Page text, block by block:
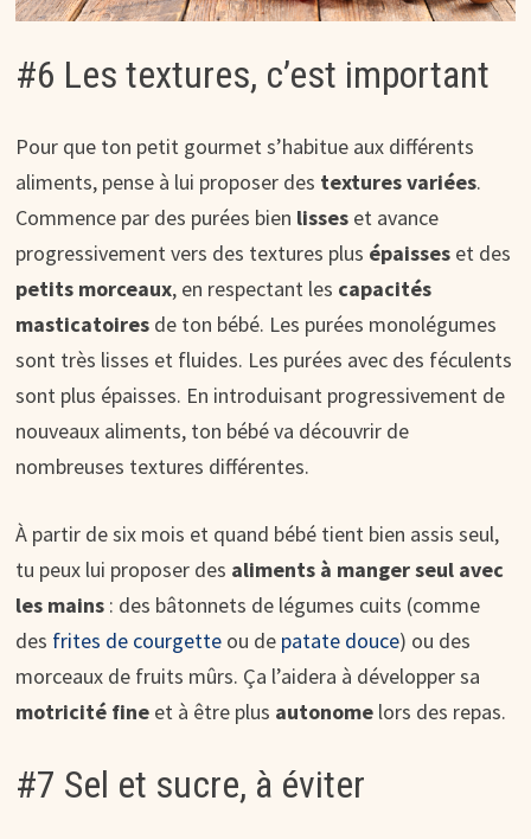
#6 Les textures, c’est important
Pour que ton petit gourmet s’habitue aux différents
aliments, pense à lui proposer des textures variées.
Commence par des purées bien lisses et avance
progressivement vers des textures plus épaisses et des
petits morceaux, en respectant les capacités
masticatoiresde ton bébé. Les purées monolégumes
sont très lisses et fluides. Les purées avec des féculents
sont plus épaisses. En introduisant progressivement de
nouveaux aliments, ton bébé va découvrir de
nombreuses textures différentes.
À partir de six mois et quand bébé tient bien assis seul,
tu peux lui proposer des aliments à manger seul avec
les mains: des bâtonnets de légumes cuits (comme
des frites de courgette ou de patate douce) ou des
morceaux de fruits mûrs. Ça l’aidera à développer sa
motricité fine et à être plus autonome lors des repas.
#7 Sel et sucre, à éviter